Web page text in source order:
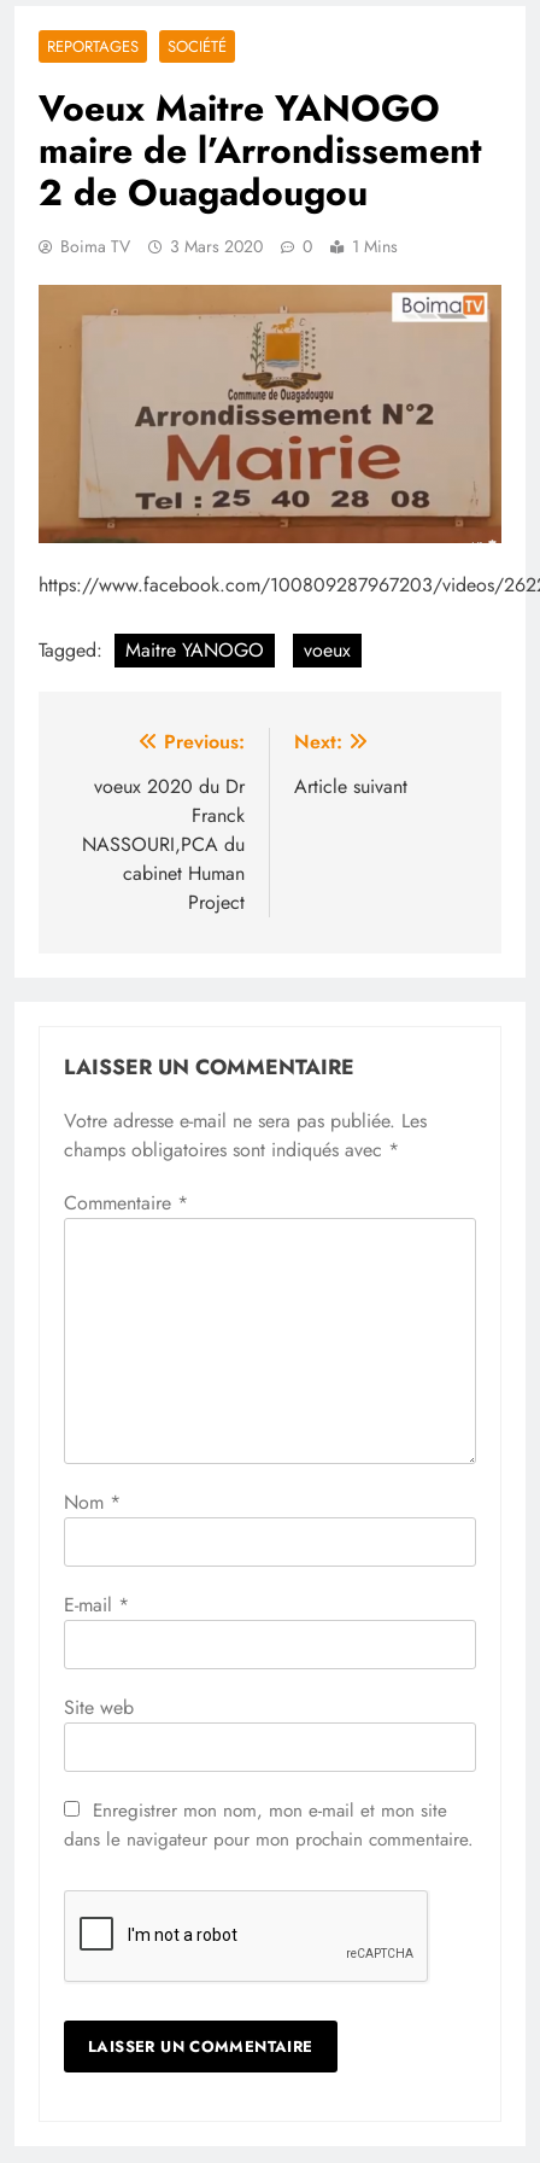
REPORTAGES SOCIÉTÉ
Voeux Maitre YANOGO
maire de l’Arrondissement
2 de Ouagadougou
Boima TV 3 Mars 2020 0 1 Mins
https://www.facebook.com/100809287967203/videos/
Tagged: Maitre YANOGO voeux
Navigation
de
l’article
Previous:
voeux 2020 du Dr
Franck
NASSOURI,PCA du
cabinet Human
Project
Next:
Article suivant
LAISSER UN COMMENTAIRE
Votre adresse e-mail ne sera pas publiée. Les
champs obligatoires sont indiqués avec *
Commentaire *
Nom *
E-mail *
Site web
Enregistrer mon nom, mon e-mail et mon site
dans le navigateur pour mon prochain commentaire.